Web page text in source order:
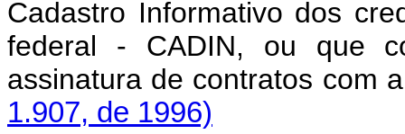
Cadastro Informativo dos
federal - CADIN, ou que
assinatura de contratos
1.907, de 1996)